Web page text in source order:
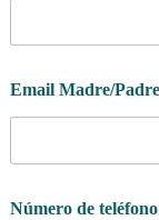
Email Madre/
Número de